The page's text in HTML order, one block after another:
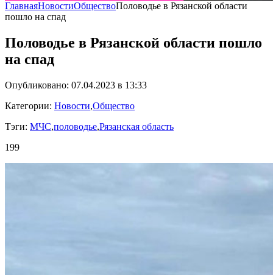
ГлавнаяНовостиОбществоПоловодье в Рязанской области
пошло на спад
Половодье в Рязанской области пошло
на спад
Опубликовано: 07.04.2023 в 13:33
Категории: Новости,Общество
Тэги: МЧС,половодье,Рязанская область
199